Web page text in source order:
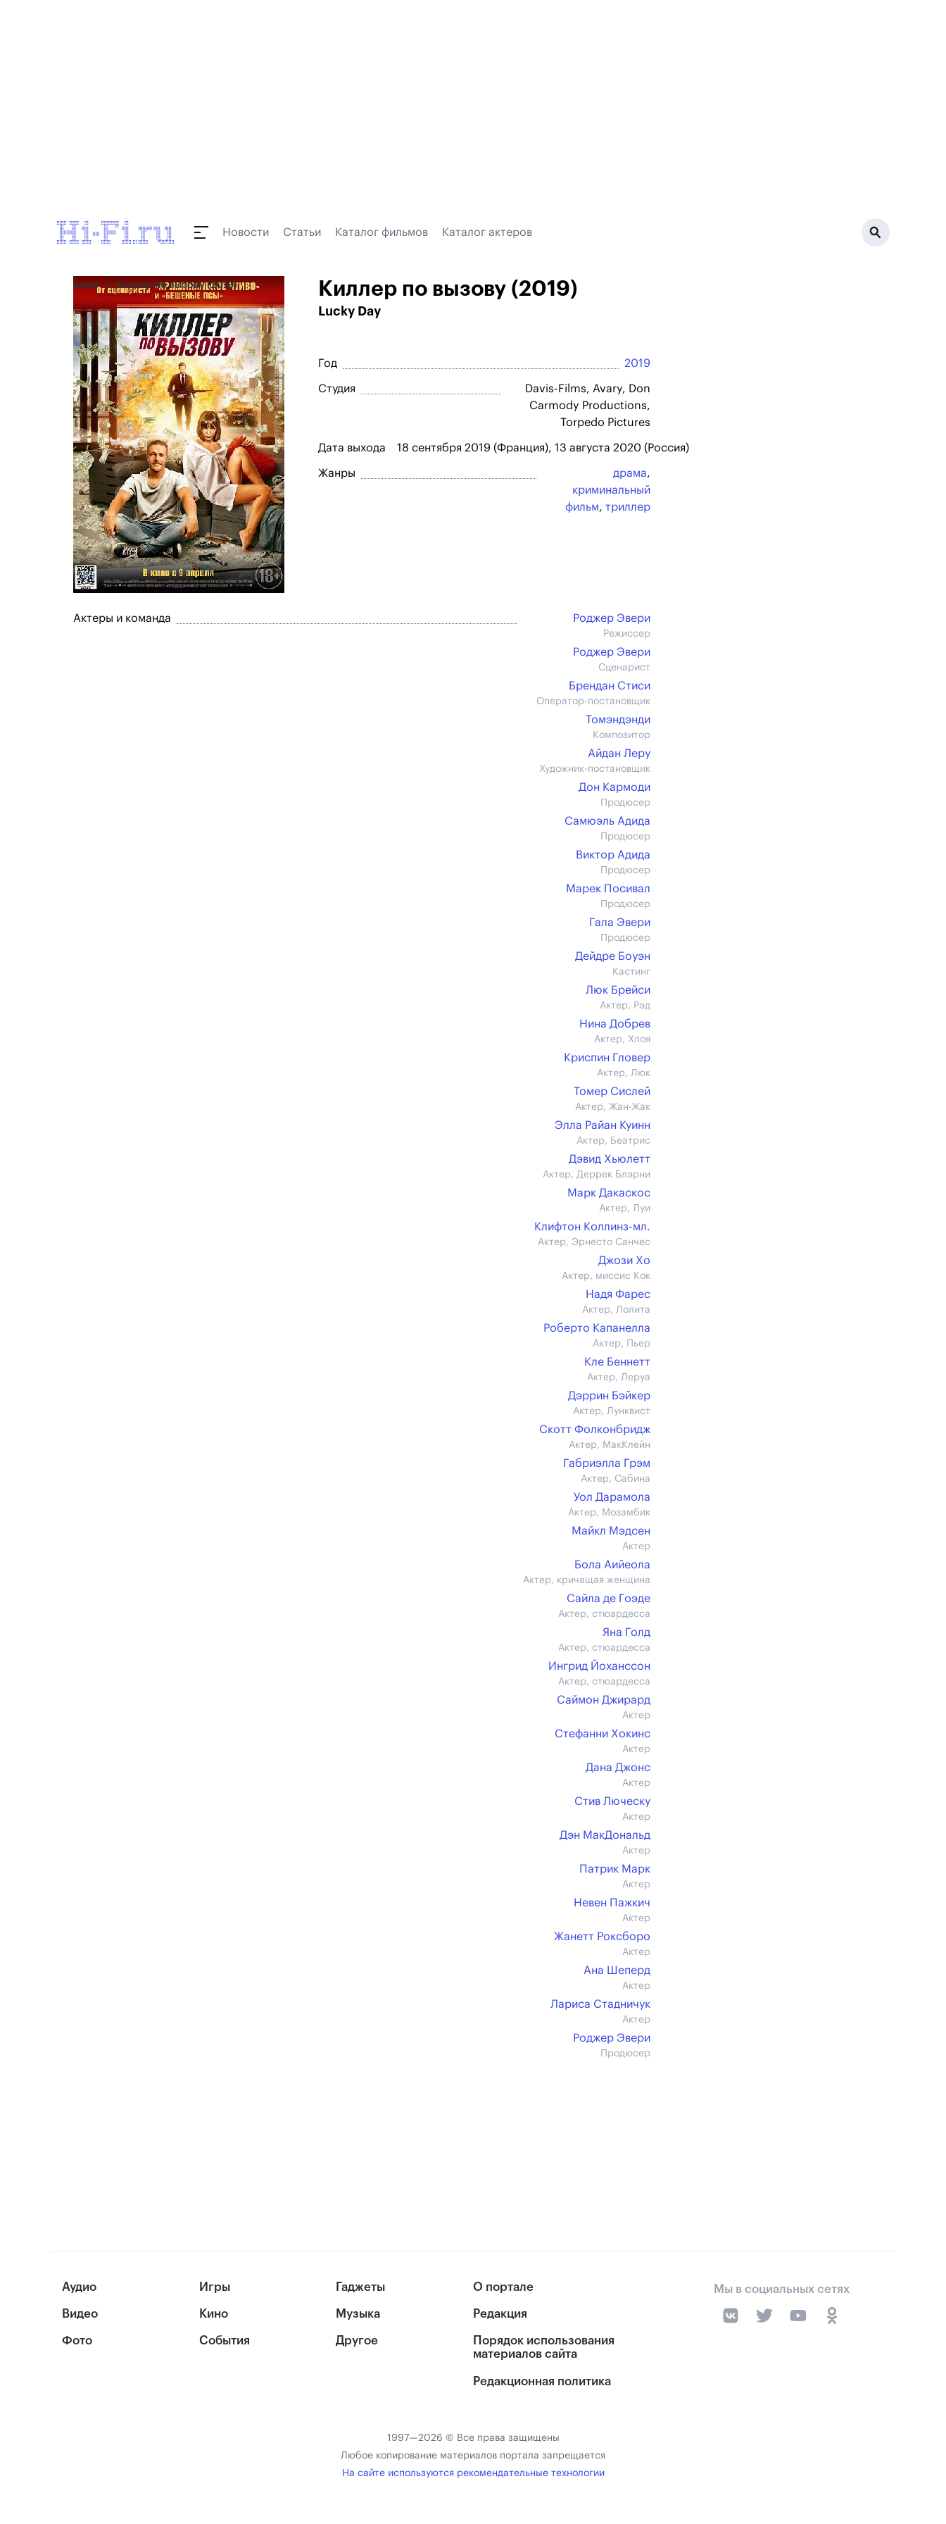
Новости Статьи Каталог фильмов Каталог актеров
Кино Киллер по вызову (2019) Киллер по вызову (2019)
Lucky Day
Год 2019
Студия
Davis-Films, Avary, Don
Carmody Productions,
Torpedo Pictures
Дата выхода 18 сентября 2019 (Франция), 13 августа 2020 (Россия)
Жанры драма,
криминальный
фильм, триллер
Актеры и команда Роджер Эвери
Режиссер
Роджер Эвери
Сценарист
Брендан Стиси
Оператор-постановщик
Томэндэнди
Композитор
Айдан Леру
Художник-постановщик
Дон Кармоди
Продюсер
Самюэль Адида
Продюсер
Виктор Адида
Продюсер
Марек Посивал
Продюсер
Гала Эвери
Продюсер
Дейдре Боуэн
Кастинг
Люк Брейси
Актер, Рэд
Нина Добрев
Актер, Хлоя
Криспин Гловер
Актер, Люк
Томер Сислей
Актер, Жан-Жак
Элла Райан Куинн
Актер, Беатрис
Дэвид Хьюлетт
Актер, Деррек Блэрни
Марк Дакаскос
Актер, Луи
Клифтон Коллинз-мл.
Актер, Эрнесто Санчес
Джози Хо
Актер, миссис Кок
Надя Фарес
Актер, Лолита
Роберто Капанелла
Актер, Пьер
Кле Беннетт
Актер, Леруа
Дэррин Бэйкер
Актер, Лунквист
Скотт Фолконбридж
Актер, МакКлейн
Габриэлла Грэм
Актер, Сабина
Уол Дарамола
Актер, Мозамбик
Майкл Мэдсен
Актер
Бола Аийеола
Актер, кричащая женщина
Сайла де Гоэде
Актер, стюардесса
Яна Голд
Актер, стюардесса
Ингрид Йоханссон
Актер, стюардесса
Саймон Джирард
Актер
Стефанни Хокинс
Актер
Дана Джонс
Актер
Стив Люческу
Актер
Дэн МакДональд
Актер
Патрик Марк
Актер
Невен Пажкич
Актер
Жанетт Роксборо
Актер
Ана Шеперд
Актер
Лариса Стадничук
Актер
Роджер Эвери
Продюсер
Аудио
Видео
Фото
Игры
Кино
События
Гаджеты
Музыка
Другое
О портале
Редакция
Порядок использования
материалов сайта
Редакционная политика
Мы в социальных сетях
1997—2026 © Все права защищены
Любое копирование материалов портала запрещается
На сайте используются рекомендательные технологии